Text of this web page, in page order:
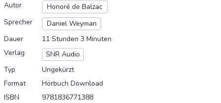
Autor
Honoré de Balzac
Sprecher
Daniel Weyman
Dauer
11 Stunden 3 Minuten
Verlag
SNR Audio
Typ
Ungekürzt
Format
Hörbuch Download
ISBN
9781836771388